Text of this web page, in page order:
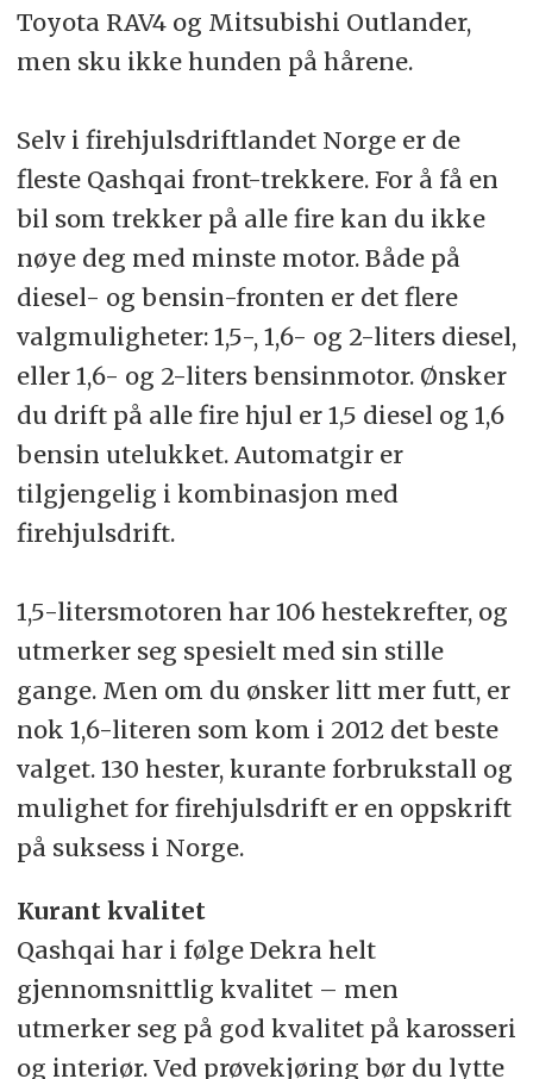
Toyota RAV4 og Mitsubishi Outlander,
men sku ikke hunden på hårene.
Selv i firehjulsdriftlandet Norge er de
fleste Qashqai front-trekkere. For å få en
bil som trekker på alle fire kan du ikke
nøye deg med minste motor. Både på
diesel- og bensin-fronten er det flere
valgmuligheter: 1,5-, 1,6- og 2-liters diesel,
eller 1,6- og 2-liters bensinmotor. Ønsker
du drift på alle fire hjul er 1,5 diesel og 1,6
bensin utelukket. Automatgir er
tilgjengelig i kombinasjon med
firehjulsdrift.
1,5-litersmotoren har 106 hestekrefter, og
utmerker seg spesielt med sin stille
gange. Men om du ønsker litt mer futt, er
nok 1,6-literen som kom i 2012 det beste
valget. 130 hester, kurante forbrukstall og
mulighet for firehjulsdrift er en oppskrift
på suksess i Norge.
Kurant kvalitet
Qashqai har i følge Dekra helt
gjennomsnittlig kvalitet – men
utmerker seg på god kvalitet på karosseri
og interiør. Ved prøvekjøring bør du lytte